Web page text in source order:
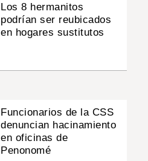
Los 8 hermanitos
podrían ser reubicados
en hogares sustitutos
Funcionarios de la CSS
denuncian hacinamiento
en oficinas de
Penonomé